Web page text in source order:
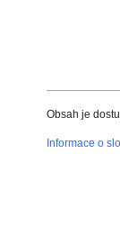
Obsah je
Informace o